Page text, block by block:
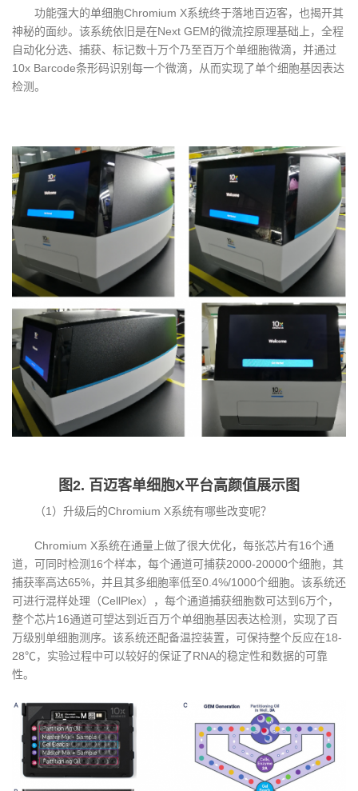
功能强大的单细胞Chromium X系统终于落地百迈客，也揭开其
神秘的面纱。该系统依旧是在Next GEM的微流控原理基础上，全程
自动化分选、捕获、标记数十万个乃至百万个单细胞微滴，并通过
10x Barcode条形码识别每一个微滴，从而实现了单个细胞基因表达
检测。
图2. 百迈客单细胞X平台高颜值展示图
（1）升级后的Chromium X系统有哪些改变呢？
Chromium X系统在通量上做了很大优化，每张芯片有16个通
道，可同时检测16个样本，每个通道可捕获2000-20000个细胞，其
捕获率高达65%，并且其多细胞率低至0.4%/1000个细胞。该系统还
可进行混样处理（CellPlex），每个通道捕获细胞数可达到6万个，
整个芯片16通道可望达到近百万个单细胞基因表达检测，实现了百
万级别单细胞测序。该系统还配备温控装置，可保持整个反应在18-
28℃，实验过程中可以较好的保证了RNA的稳定性和数据的可靠
性。